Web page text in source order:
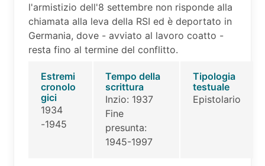
l'armistizio dell'8 settembre non risponde alla
chiamata alla leva della RSI ed è deportato in
Germania, dove - avviato al lavoro coatto -
resta fino al termine del conflitto.
Estremi
cronolo
gici
1934
-1945
Tempo della
scrittura
Inzio: 1937
Fine
presunta:
1945-1997
Tipologia
testuale
Epistolario